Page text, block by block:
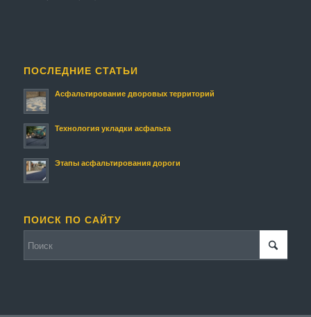
ПОСЛЕДНИЕ СТАТЬИ
Асфальтирование дворовых территорий
Технология укладки асфальта
Этапы асфальтирования дороги
ПОИСК ПО САЙТУ